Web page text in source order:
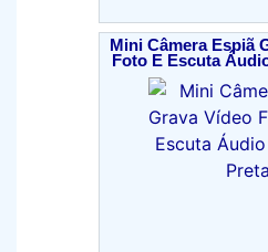
Mini Câmera Espiã
Foto E Escuta